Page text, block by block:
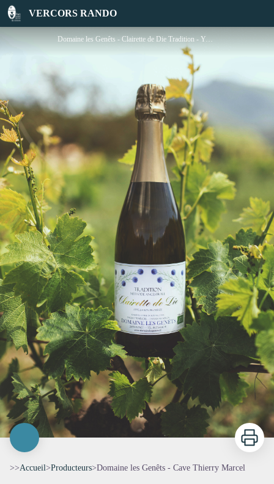
VERCORS RANDO
Domaine les Genêts - Cave Thierry Marcel
Domaine les Genêts - Clairette de Die Tradition - Yulika Sève
Imprimer
>>Accueil>Producteurs>Domaine les Genêts - Cave Thierry Marcel